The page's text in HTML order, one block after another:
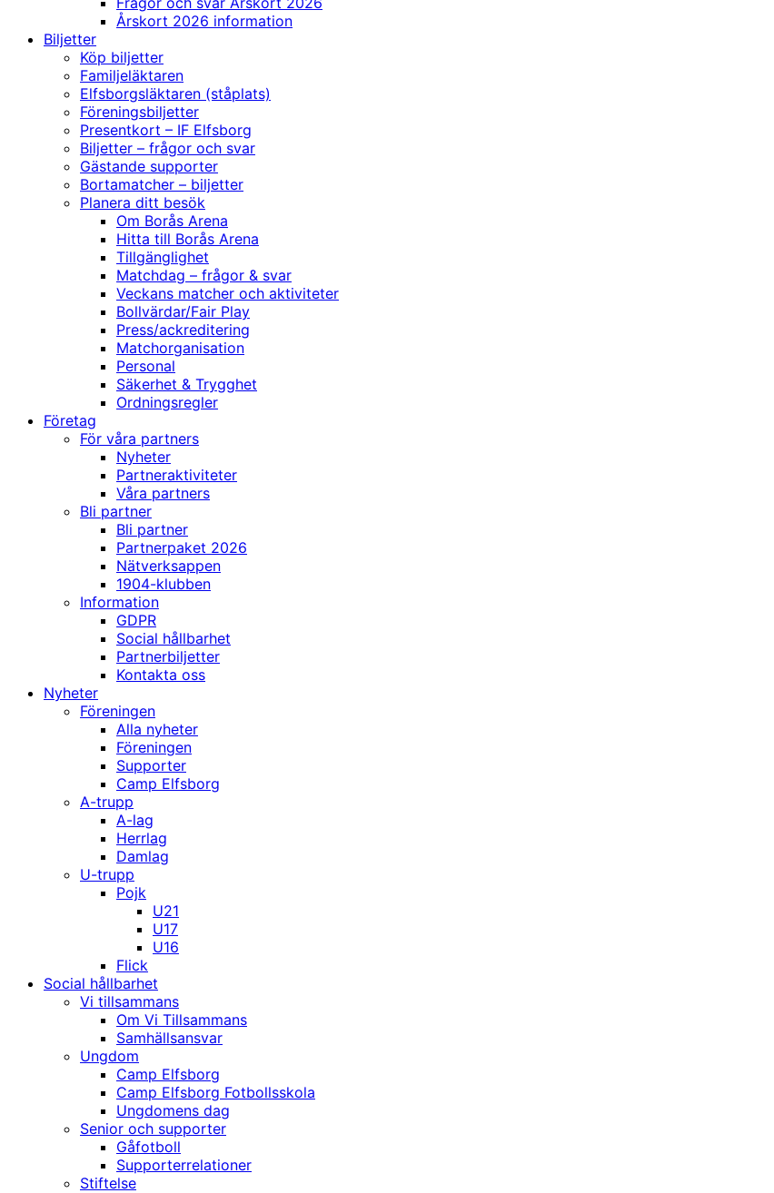
Årskort 2026 information
Biljetter
Köp biljetter
Familjeläktaren
Elfsborgsläktaren (ståplats)
Föreningsbiljetter
Presentkort – IF Elfsborg
Biljetter – frågor och svar
Gästande supporter
Bortamatcher – biljetter
Planera ditt besök
Om Borås Arena
Hitta till Borås Arena
Tillgänglighet
Matchdag – frågor & svar
Veckans matcher och aktiviteter
Bollvärdar/Fair Play
Press/ackreditering
Matchorganisation
Personal
Säkerhet & Trygghet
Ordningsregler
Företag
För våra partners
Nyheter
Partneraktiviteter
Våra partners
Bli partner
Bli partner
Partnerpaket 2026
Nätverksappen
1904-klubben
Information
GDPR
Social hållbarhet
Partnerbiljetter
Kontakta oss
Nyheter
Föreningen
Alla nyheter
Föreningen
Supporter
Camp Elfsborg
A-trupp
A-lag
Herrlag
Damlag
U-trupp
Pojk
U21
U17
U16
Flick
Social hållbarhet
Vi tillsammans
Om Vi Tillsammans
Samhällsansvar
Ungdom
Camp Elfsborg
Camp Elfsborg Fotbollsskola
Ungdomens dag
Senior och supporter
Gåfotboll
Supporterrelationer
Stiftelse